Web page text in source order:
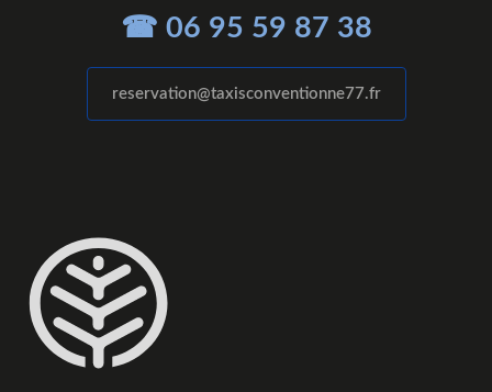
☎ 06 95 59 87 38
reservation@taxisconventionne77.fr